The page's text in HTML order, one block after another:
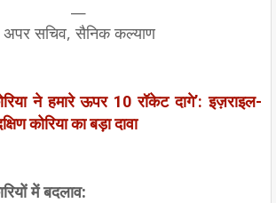
सैनिक कल्याण
ने हमारे ऊपर 10 रॉकेट दागे’: इज़राइल-
कोरिया का बड़ा दावा
में बदलाव: